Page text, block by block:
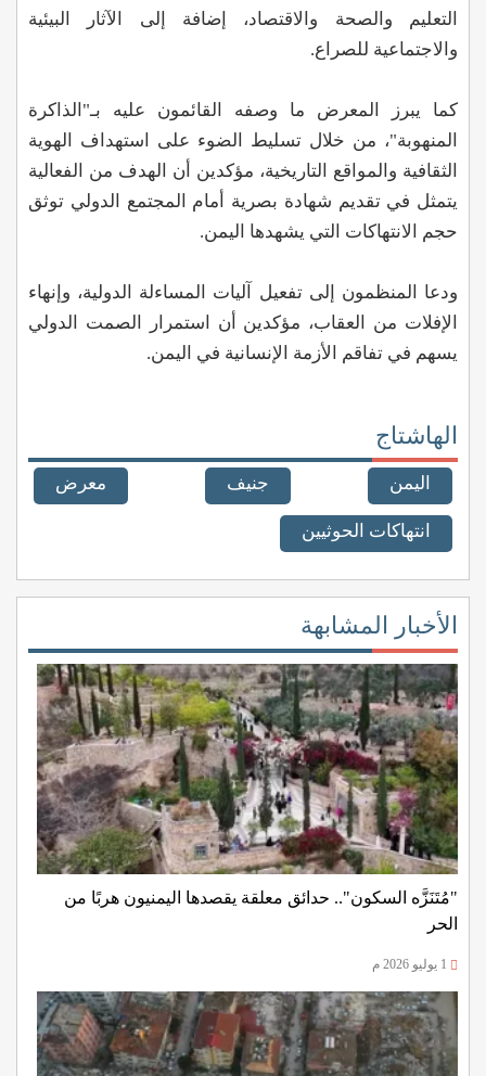
التعليم والصحة والاقتصاد، إضافة إلى الآثار البيئية
والاجتماعية للصراع.
كما يبرز المعرض ما وصفه القائمون عليه بـ"الذاكرة
المنهوبة"، من خلال تسليط الضوء على استهداف الهوية
الثقافية والمواقع التاريخية، مؤكدين أن الهدف من الفعالية
يتمثل في تقديم شهادة بصرية أمام المجتمع الدولي توثق
حجم الانتهاكات التي يشهدها اليمن.
ودعا المنظمون إلى تفعيل آليات المساءلة الدولية، وإنهاء
الإفلات من العقاب، مؤكدين أن استمرار الصمت الدولي
يسهم في تفاقم الأزمة الإنسانية في اليمن.
الهاشتاج
اليمن جنيف معرض
انتهاكات الحوثيين
الأخبار المشابهة
"مُتَنَزَّه السكون".. حدائق معلقة يقصدها اليمنيون هربًا من
الحر